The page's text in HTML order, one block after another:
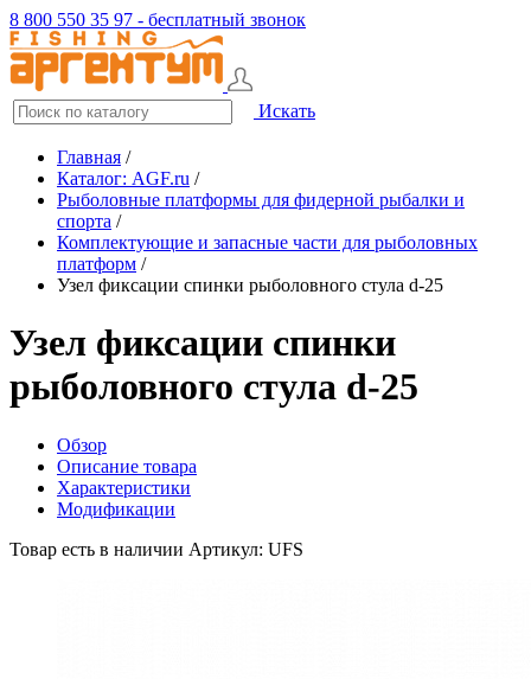
8 800 550 35 97 - бесплатный звонок
Искать
Главная /
Каталог: AGF.ru /
Рыболовные платформы для фидерной рыбалки и
спорта /
Комплектующие и запасные части для рыболовных
платформ /
Узел фиксации спинки рыболовного стула d-25
Узел фиксации спинки
рыболовного стула d-25
Обзор
Описание товара
Характеристики
Модификации
Товар есть в наличии Артикул: UFS